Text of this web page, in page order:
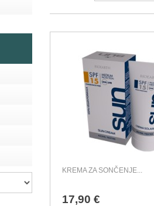
KREMA ZA SONČENJE...
17,90 €